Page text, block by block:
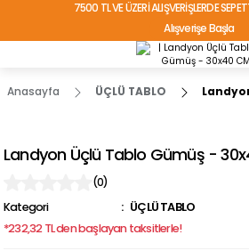
7500 TL VE ÜZERİ ALIŞVERİŞLERDE
Alışverişe Başla
TÜRKİYE'NİN HER YERİNE
Anasayfa ÜÇLÜ TABLO
Landyon Üçlü Tablo Gümüş -
(0)
Kategori
ÜÇLÜ TABLO
*232,32 TL den başlayan taksitlerle!